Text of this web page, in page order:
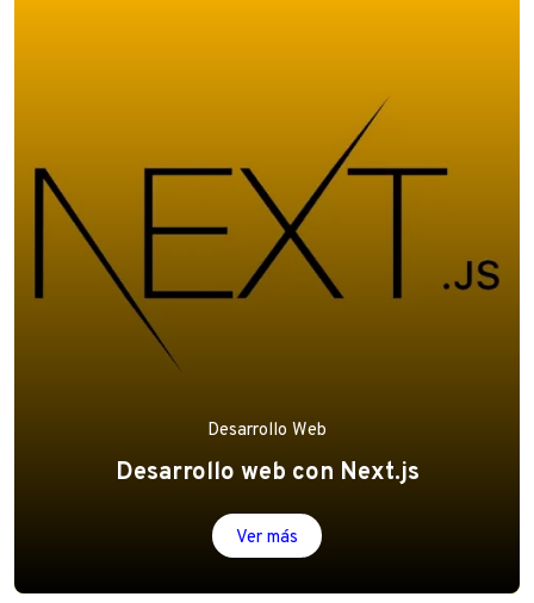
Desarrollo Web
Desarrollo web con Next.js
Ver más